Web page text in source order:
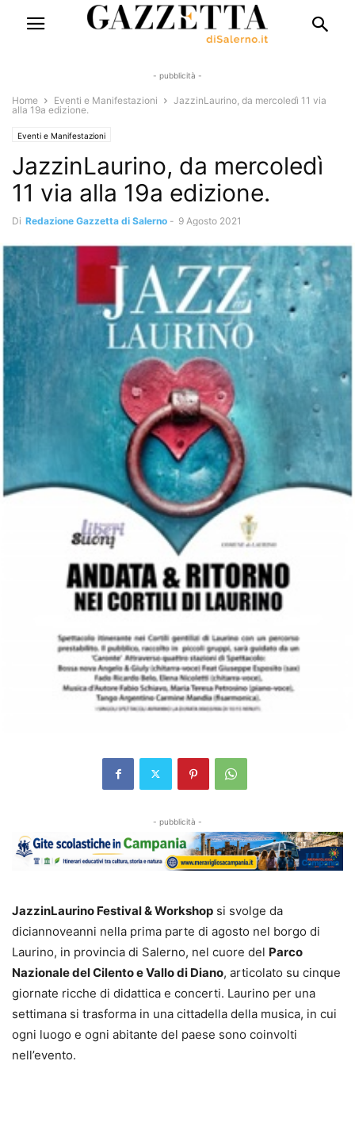
- pubblicità -
Home Eventi e Manifestazioni
JazzinLaurino, da mercoledì 11 via
alla 19a edizione.
Eventi e Manifestazioni
JazzinLaurino, da mercoledì
11 via alla 19a edizione.
Di Redazione Gazzetta di Salerno - 9 Agosto 2021
- pubblicità -
JazzinLaurino Festival & Workshop si svolge da
diciannoveanni nella prima parte di agosto nel borgo di
Laurino, in provincia di Salerno, nel cuore del Parco
Nazionale del Cilento e Vallo di Diano, articolato su cinque
giornate ricche di didattica e concerti. Laurino per una
settimana si trasforma in una cittadella della musica, in cui
ogni luogo e ogni abitante del paese sono coinvolti
nell’evento.